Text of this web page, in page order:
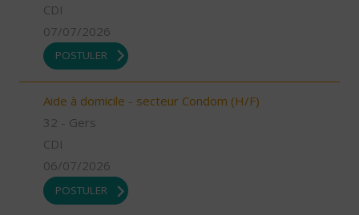
CDI
07/07/2026
POSTULER
Aide à domicile - secteur Condom (H/F)
32 - Gers
CDI
06/07/2026
POSTULER